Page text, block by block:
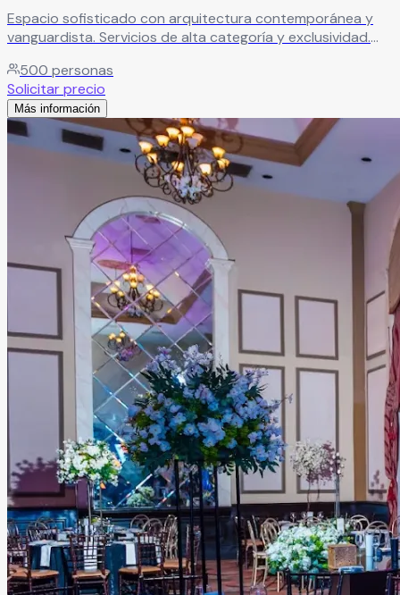
Espacio sofisticado con arquitectura contemporánea y
vanguardista. Servicios de alta categoría y exclusividad.
Leer más
500 personas
Solicitar precio
Más información